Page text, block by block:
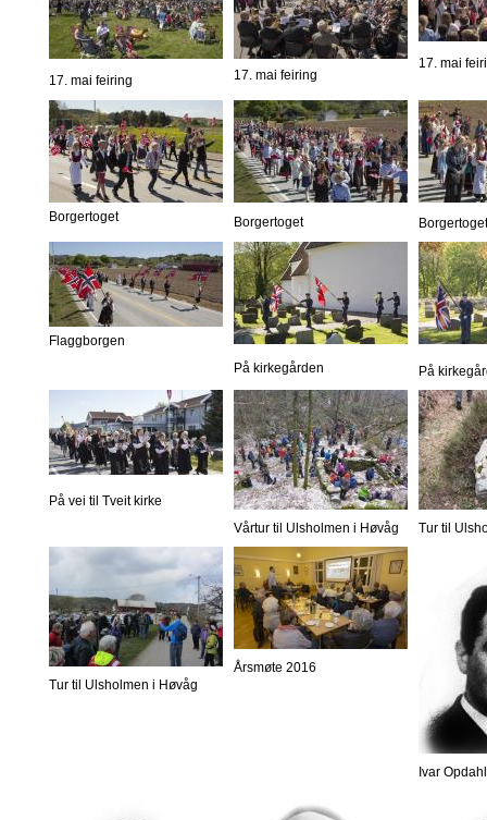
17. mai feiring 17. mai feiring
17. mai
Borgertoget Borgertoget Borgertoget
Flaggborgen
På kirkegården
På
På vei til Tveit kirke
Vårtur til Ulsholmen i Høvåg
Tur til
Tur til Ulsholmen i Høvåg
Årsmøte 2016
Ivar Opdahl